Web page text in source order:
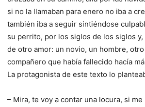
si no la llamaban para enero no iba a
también iba a seguir sintiéndose
su perrito, por los siglos de los siglos y,
de otro amor: un novio, un hombre,
compañero que había fallecido hacía
La protagonista de este texto lo
– Mira, te voy a contar una locura, si